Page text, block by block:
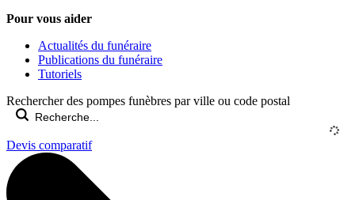
Pour vous aider
Actualités du funéraire
Publications du funéraire
Tutoriels
Rechercher des pompes funèbres par ville ou code postal
Devis comparatif